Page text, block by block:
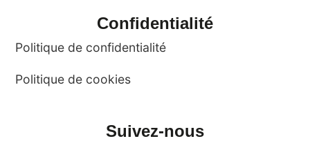
Confidentialité
Politique de confidentialité
Politique de cookies
Suivez-nous